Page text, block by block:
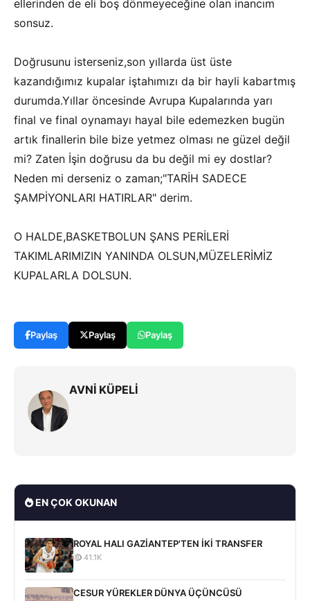
ellerinden de eli boş dönmeyeceğine olan inancım
sonsuz.
Doğrusunu isterseniz,son yıllarda üst üste
kazandığımız kupalar iştahımızı da bir hayli kabartmış
durumda.Yıllar öncesinde Avrupa Kupalarında yarı
final ve final oynamayı hayal bile edemezken bugün
artık finallerin bile bize yetmez olması ne güzel değil
mi? Zaten İşin doğrusu da bu değil mi ey dostlar?
Neden mi derseniz o zaman;"TARİH SADECE
ŞAMPİYONLARI HATIRLAR" derim.
O HALDE,BASKETBOLUN ŞANS PERİLERİ
TAKIMLARIMIZIN YANINDA OLSUN,MÜZELERİMİZ
KUPALARLA DOLSUN.
Paylaş Paylaş Paylaş
AVNİ KÜPELİ
EN ÇOK OKUNAN
ROYAL HALI GAZİANTEP'TEN İKİ TRANSFER
41.1K
CESUR YÜREKLER DÜNYA ÜÇÜNCÜSÜ